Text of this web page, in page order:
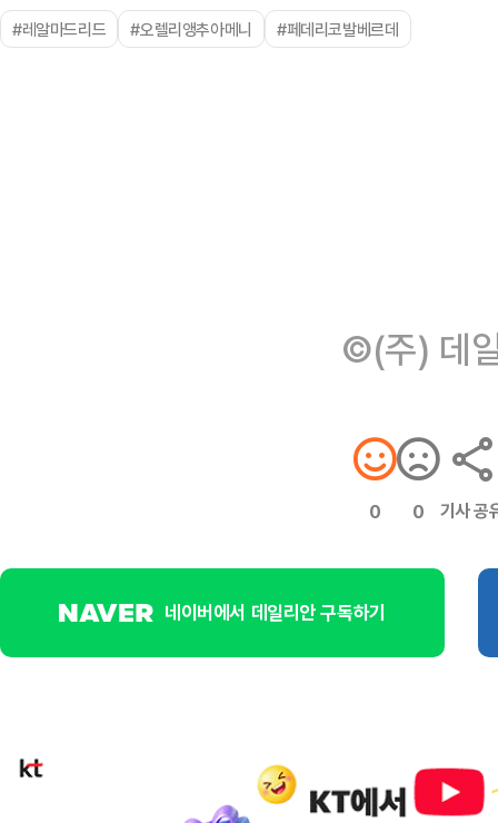
#레알마드리드 #오렐리앵추아메니 #페데리코발베르데
©(주) 데
0 0 기사 공
네이버에서 데일리안 구독하기